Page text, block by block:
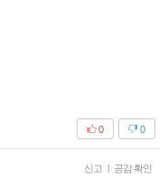
0
0
신고 | 공감 확인